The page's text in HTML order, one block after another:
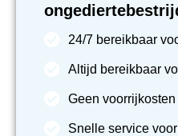
24/7 bereikbaar
Altijd bereikbaar
Geen voorrijkosten
Snelle service